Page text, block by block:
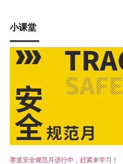
小课堂
赛道安全规范月进行中，赶紧来学习！